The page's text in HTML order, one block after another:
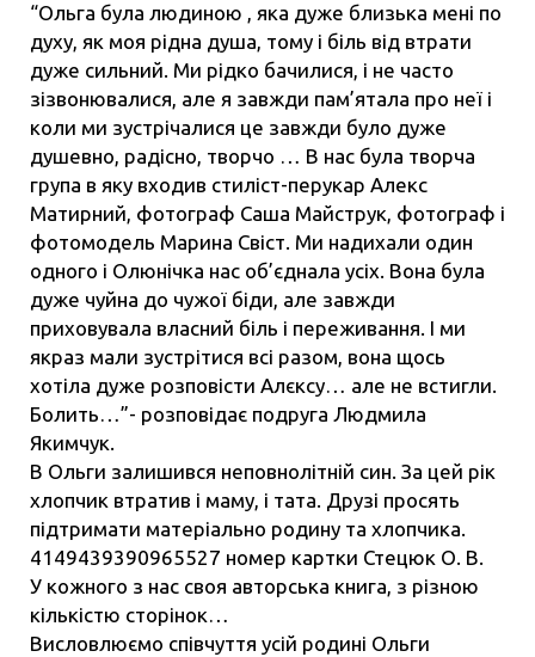
“Ольга була людиною , яка дуже близька мені по
духу, як моя рідна душа, тому і біль від втрати
дуже сильний. Ми рідко бачилися, і не часто
зізвонювалися, але я завжди пам’ятала про неї і
коли ми зустрічалися це завжди було дуже
душевно, радісно, творчо … В нас була творча
група в яку входив стиліст-перукар Алекс
Матирний, фотограф Саша Майструк, фотограф і
фотомодель Марина Свіст. Ми надихали один
одного і Олюнічка нас об’єднала усіх. Вона була
дуже чуйна до чужої біди, але завжди
приховувала власний біль і переживання. І ми
якраз мали зустрітися всі разом, вона щось
хотіла дуже розповісти Алєксу… але не встигли.
Болить…”- розповідає подруга Людмила
Якимчук.
В Ольги залишився неповнолітній син. За цей рік
хлопчик втратив і маму, і тата. Друзі просять
підтримати матеріально родину та хлопчика.
4149439390965527 номер картки Стецюк О. В.
У кожного з нас своя авторська книга, з різною
кількістю сторінок…
Висловлюємо співчуття усій родині Ольги